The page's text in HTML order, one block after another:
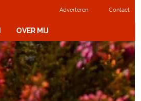
Contact
Adverteren
OVER MIJ